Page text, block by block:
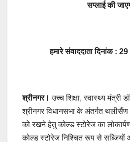
सप्लाई की
हमारे संवाददाता दिनांक :
श्रीनगर। उच्च शिक्षा, स्वास्थ्य मंत्री
श्रीनगर विधानसभा के अंतर्गत
को रखने हेतु कोल्ड स्टोरेज का
कोल्ड स्टोरेज निश्चित रूप से सब्जियों